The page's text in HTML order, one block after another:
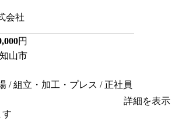
会社
円
山市
/ 組立・加工・プレス / 正社員
詳細を表示
す